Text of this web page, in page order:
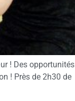
! Des opportunités
! Près de 2h30 de